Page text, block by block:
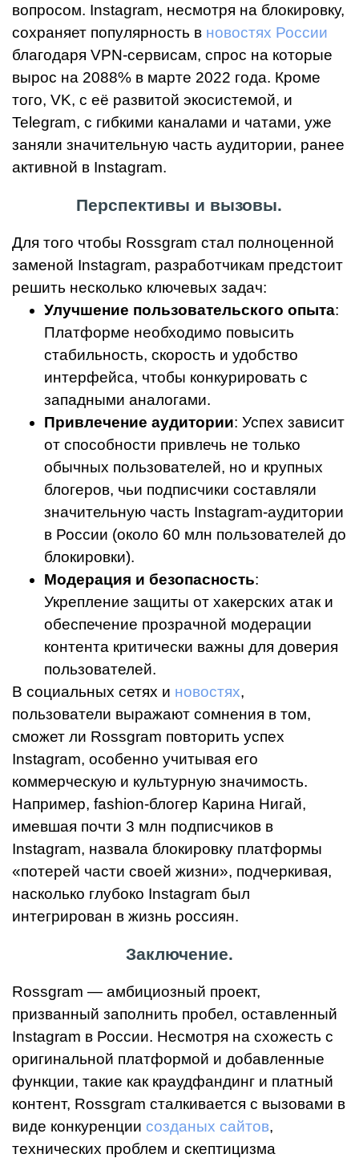
вопросом. Instagram, несмотря на блокировку,
сохраняет популярность в новостях России
благодаря VPN-сервисам, спрос на которые
вырос на 2088% в марте 2022 года. Кроме
того, VK, с её развитой экосистемой, и
Telegram, с гибкими каналами и чатами, уже
заняли значительную часть аудитории, ранее
активной в Instagram.
Перспективы и вызовы.
Для того чтобы Rossgram стал полноценной
заменой Instagram, разработчикам предстоит
решить несколько ключевых задач:
Улучшение пользовательского опыта:
Платформе необходимо повысить
стабильность, скорость и удобство
интерфейса, чтобы конкурировать с
западными аналогами.
Привлечение аудитории: Успех зависит
от способности привлечь не только
обычных пользователей, но и крупных
блогеров, чьи подписчики составляли
значительную часть Instagram-аудитории
в России (около 60 млн пользователей до
блокировки).
Модерация и безопасность:
Укрепление защиты от хакерских атак и
обеспечение прозрачной модерации
контента критически важны для доверия
пользователей.
В социальных сетях и новостях,
пользователи выражают сомнения в том,
сможет ли Rossgram повторить успех
Instagram, особенно учитывая его
коммерческую и культурную значимость.
Например, fashion-блогер Карина Нигай,
имевшая почти 3 млн подписчиков в
Instagram, назвала блокировку платформы
«потерей части своей жизни», подчеркивая,
насколько глубоко Instagram был
интегрирован в жизнь россиян.
Заключение.
Rossgram — амбициозный проект,
призванный заполнить пробел, оставленный
Instagram в России. Несмотря на схожесть с
оригинальной платформой и добавленные
функции, такие как краудфандинг и платный
контент, Rossgram сталкивается с вызовами в
виде конкуренции созданых сайтов,
технических проблем и скептицизма